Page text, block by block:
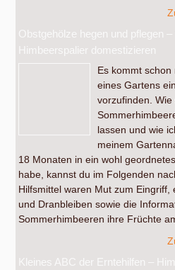
Obstgehölze hegen und pflegen –
Himbeerspalier domestizieren
Es kommt
eines Gartens
vorzufinden.
lassen und wie
meinem
18 Monaten in ein wohl
habe, kannst du im Folgenden
Hilfsmittel waren Mut zum
und Dranbleiben sowie die
Sommerhimbeeren ihre Früchte
Kleines ABC der Erntehilfen –